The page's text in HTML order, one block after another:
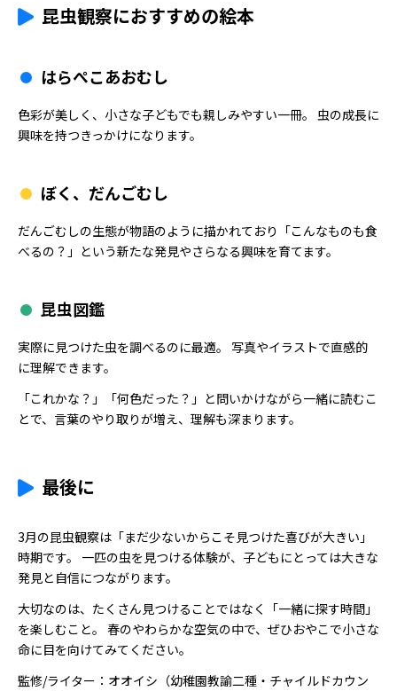
昆虫観察におすすめの絵本
はらぺこあおむし
色彩が美しく、小さな子どもでも親しみやすい一冊。 虫の成長に
興味を持つきっかけになります。
ぼく、だんごむし
だんごむしの生態が物語のように描かれており「こんなものも食
べるの？」という新たな発見やさらなる興味を育てます。
昆虫図鑑
実際に見つけた虫を調べるのに最適。 写真やイラストで直感的
に理解できます。
「これかな？」「何色だった？」と問いかけながら一緒に読むこ
とで、言葉のやり取りが増え、理解も深まります。
最後に
3月の昆虫観察は「まだ少ないからこそ見つけた喜びが大きい」
時期です。 一匹の虫を見つける体験が、子どもにとっては大きな
発見と自信につながります。
大切なのは、たくさん見つけることではなく「一緒に探す時間」
を楽しむこと。 春のやわらかな空気の中で、ぜひおやこで小さな
命に目を向けてみてください。
監修/ライター：オオイシ（幼稚園教諭二種・チャイルドカウン